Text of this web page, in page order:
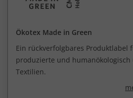
Ökotex Made in Green
Ein rückverfolgbares Produktlabel
produzierte und
Textilien.